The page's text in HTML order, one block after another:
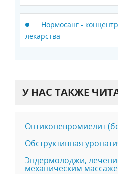
Нормосанг -
лекарства
У НАС ТАКЖЕ
Оптиконевромиелит
Обструктивная
Эндермолоджи,
механическим